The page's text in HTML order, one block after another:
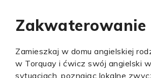
Zakwaterowanie
Zamieszkaj w domu angielskiej
w Torquay i ćwicz swój angielski
sytuacjach, poznając lokalne